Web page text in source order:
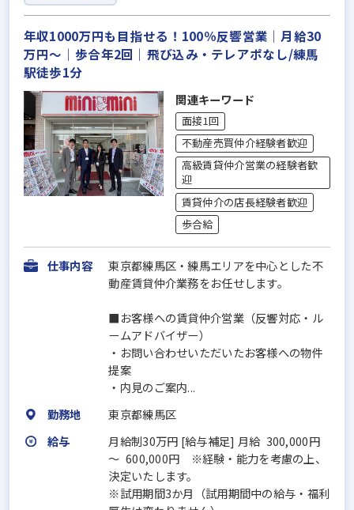
年収1000万円も目指せる！100％反響営業｜月給30
万円～｜歩合年2回｜飛び込み・テレアポなし/練馬
駅徒歩1分
関連キーワード
面接1回
不動産売買仲介経験者歓迎
高級賃貸仲介営業の経験者歓
迎
賃貸仲介の店長経験者歓迎
歩合給
仕事内容
東京都練馬区・練馬エリアを中心とした不
動産賃貸仲介業務をお任せします。
■お客様への賃貸仲介営業（反響対応・ル
ームアドバイザー）
・お問い合わせいただいたお客様への物件
提案
・内見のご案内...
勤務地
東京都練馬区
給与
月給制30万円 [給与補足] 月給 300,000円
～ 600,000円 ※経験・能力を考慮の上、
決定いたします。
※試用期間3か月（試用期間中の給与・福利